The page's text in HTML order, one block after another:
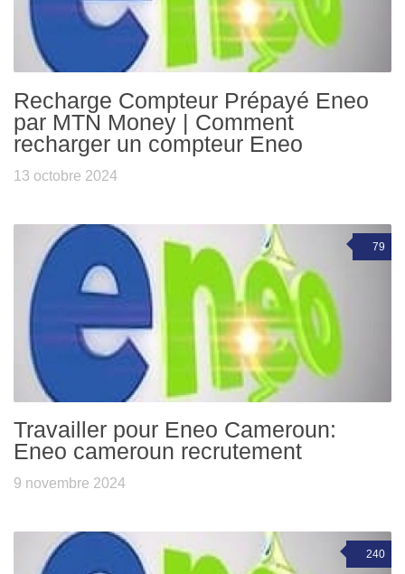
Recharge Compteur Prépayé Eneo
par MTN Money | Comment
recharger un compteur Eneo
13 octobre 2024
79
Travailler pour Eneo Cameroun:
Eneo cameroun recrutement
9 novembre 2024
240